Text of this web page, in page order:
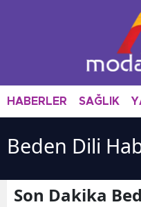
HABERLER SAĞLIK
Beden Dili
Son Dakika